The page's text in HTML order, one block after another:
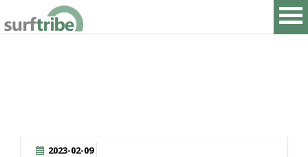
SURF
2023-02-09